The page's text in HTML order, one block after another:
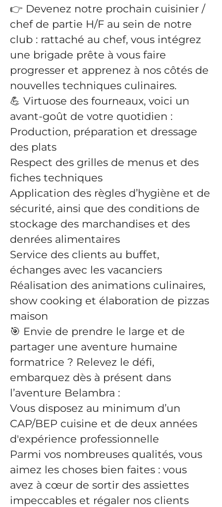
👉 Devenez notre prochain cuisinier /
chef de partie H/F au sein de notre
club : rattaché au chef, vous intégrez
une brigade prête à vous faire
progresser et apprenez à nos côtés de
nouvelles techniques culinaires.
💪 Virtuose des fourneaux, voici un
avant-goût de votre quotidien :
Production, préparation et dressage
des plats
Respect des grilles de menus et des
fiches techniques
Application des règles d’hygiène et de
sécurité, ainsi que des conditions de
stockage des marchandises et des
denrées alimentaires
Service des clients au buffet,
échanges avec les vacanciers
Réalisation des animations culinaires,
show cooking et élaboration de pizzas
maison
🎯 Envie de prendre le large et de
partager une aventure humaine
formatrice ? Relevez le défi,
embarquez dès à présent dans
l’aventure Belambra :
Vous disposez au minimum d’un
CAP/BEP cuisine et de deux années
d'expérience professionnelle
Parmi vos nombreuses qualités, vous
aimez les choses bien faites : vous
avez à cœur de sortir des assiettes
impeccables et régaler nos clients